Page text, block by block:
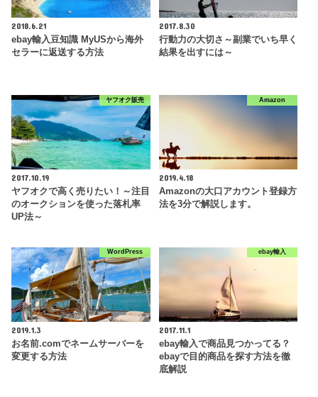
2018.6.21
ebay輸入豆知識 MyUSから海外
セラーに返送する方法
2017.8.30
行動力の大切さ～副業でいち早く
結果を出すには～
ヤフオク販売
2017.10.19
ヤフオクで高く売りたい！～注目
のオークションを使った落札率
UP法～
Amazon
2019.4.18
Amazonの大口アカウント登録方
法を3分で解説します。
WordPress
2019.1.3
お名前.comでネームサーバーを
変更する方法
ebay輸入
2017.11.1
ebay輸入で商品見つかってる？
ebayで目的商品を探す方法を徹
底解説